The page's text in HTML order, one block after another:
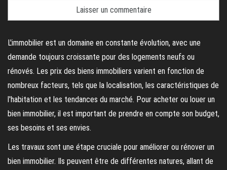
L'immobilier est un domaine en constante évolution, avec une
demande toujours croissante pour des logements neufs ou
rénovés. Les prix des biens immobiliers varient en fonction de
nombreux facteurs, tels que la localisation, les caractéristiques de
l'habitation et les tendances du marché. Pour acheter ou louer un
bien immobilier, il est important de prendre en compte son budget,
ses besoins et ses envies.
Les travaux sont une étape cruciale pour améliorer ou rénover un
bien immobilier. Ils peuvent être de différentes natures, allant de